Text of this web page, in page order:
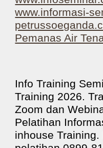
www.informasi-
Pemanas Air
Info Training
Training 2026.
Zoom dan
Pelatihan
inhouse